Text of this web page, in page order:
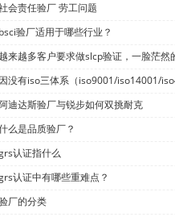
会责任验厂 劳工问题
bsci验厂适用于哪些行业？
越来越多客户要求做slcp验证，一脸茫然
迪达斯验厂与锐步如何双挑耐克
么是品质验厂？
认证指什么
认证中有哪些重难点？
厂的分类